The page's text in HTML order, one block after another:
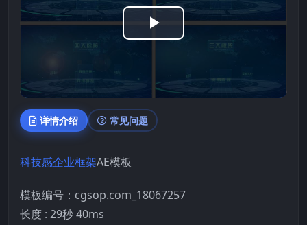
Play
详情介绍 常见问题
科技感企业框架AE模板
模板编号：cgsop.com_18067257
长度 : 29秒 40ms